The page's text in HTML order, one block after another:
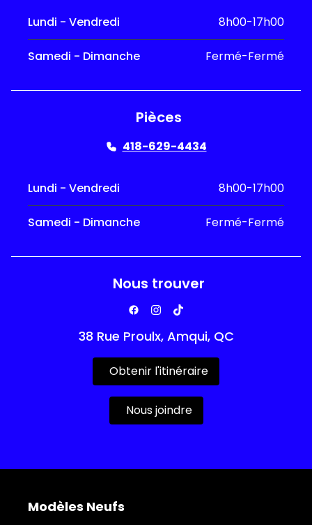
Lundi - Vendredi 8h00-17h00
Samedi - Dimanche Fermé-Fermé
Pièces
418-629-4434
Lundi - Vendredi 8h00-17h00
Samedi - Dimanche Fermé-Fermé
Nous trouver
38 Rue Proulx, Amqui, QC
Obtenir l'itinéraire
Nous joindre
Modèles Neufs